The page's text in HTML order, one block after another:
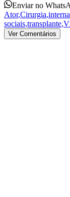
Enviar no
Ator,Cirurgia,
sociais,transplante,
Ver Comentários